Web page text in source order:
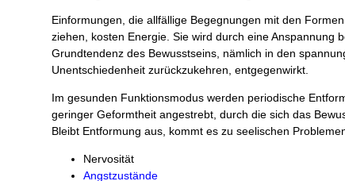
Einformungen, die allfällige Begegnungen mit den
ziehen, kosten Energie. Sie wird durch eine Anspannung
Grundtendenz des Bewusstseins, nämlich in den
Unentschiedenheit zurückzukehren, entgegenwirkt.
Im gesunden Funktionsmodus werden periodische
geringer Geformtheit angestrebt, durch die sich das
Bleibt Entformung aus, kommt es zu seelischen
Nervosität
Angstzustände